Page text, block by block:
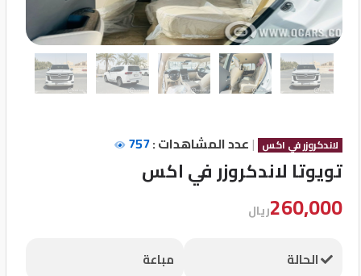
تسجيل
الدخول
English
مستثمري
السيارات
لاندكروزر في اكس | عدد المشاهدات :757
تويوتا لاندكروزر في اكس
260,000ريال
الحالة
مباعة